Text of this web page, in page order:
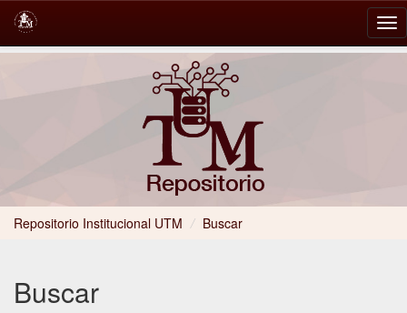
Repositorio Institucional UTM / Buscar
Buscar